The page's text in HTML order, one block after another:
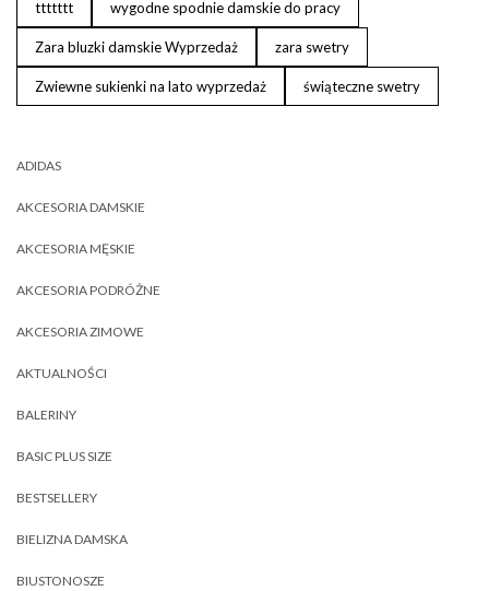
ttttttt wygodne spodnie damskie do pracy
Zara bluzki damskie Wyprzedaż zara swetry
Zwiewne sukienki na lato wyprzedaż świąteczne swetry
ADIDAS
AKCESORIA DAMSKIE
AKCESORIA MĘSKIE
AKCESORIA PODRÓŻNE
AKCESORIA ZIMOWE
AKTUALNOŚCI
BALERINY
BASIC PLUS SIZE
BESTSELLERY
BIELIZNA DAMSKA
BIUSTONOSZE